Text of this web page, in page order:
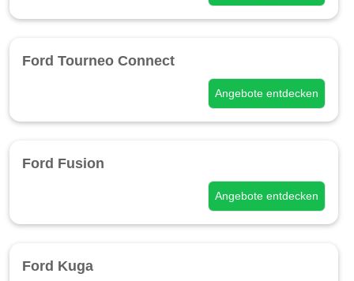
Ford Tourneo Connect
Angebote entdecken
Ford Fusion
Angebote entdecken
Ford Kuga